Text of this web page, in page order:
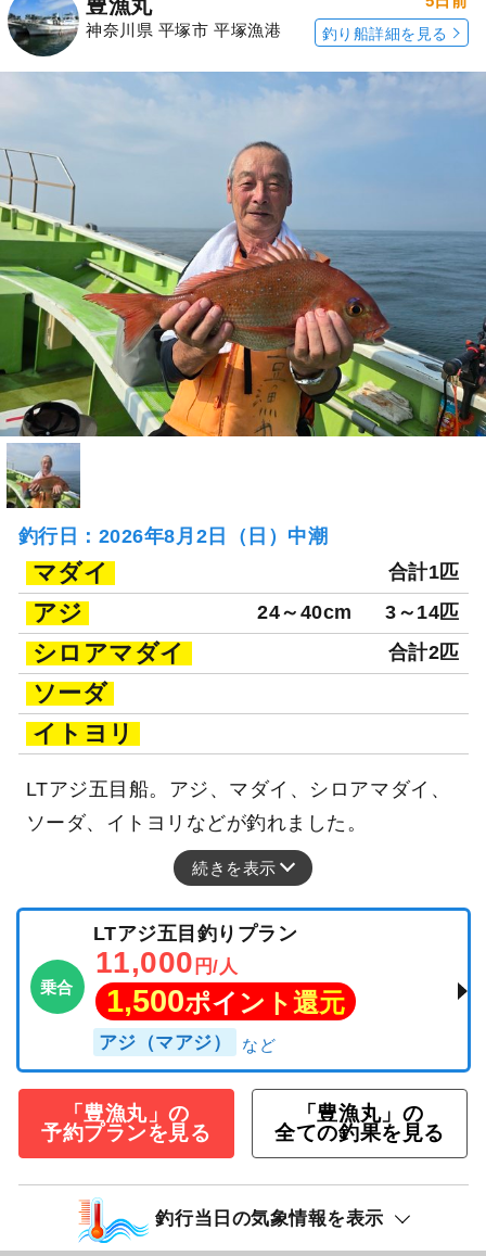
豊漁丸
神奈川県 平塚市 平塚漁港 釣り船詳細を見る
釣行日：2026年8月2日（日）中潮
マダイ 合計1匹
アジ 24～40cm 3～14匹
シロアマダイ 合計2匹
ソーダ
イトヨリ
LTアジ五目船。アジ、マダイ、シロアマダイ、
ソーダ、イトヨリなどが釣れました。
続きを表示
乗合
LTアジ五目釣りプラン
11,000 円/人
1,500ポイント還元
アジ（マアジ）
「豊漁丸」の
予約プランを見る
「豊漁丸」の
全ての釣果を見る
釣行当日の気象情報を表示